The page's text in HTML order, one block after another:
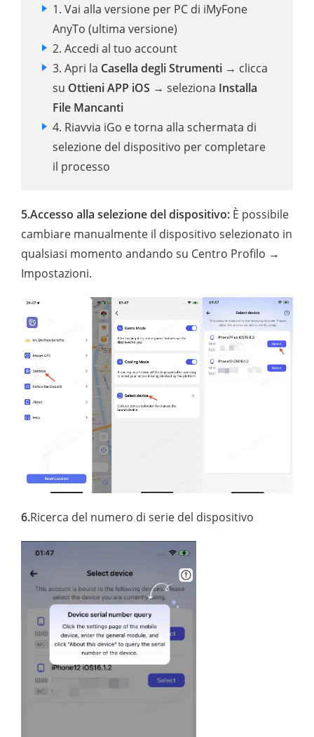
1. Vai alla versione per PC di iMyFone
AnyTo (ultima versione)
2. Accedi al tuo account
3. Apri la Casella degli Strumenti → clicca
su Ottieni APP iOS → seleziona Installa
File Mancanti
4. Riavvia iGo e torna alla schermata di
selezione del dispositivo per completare
il processo
5.Accesso alla selezione del dispositivo: È possibile
cambiare manualmente il dispositivo selezionato in
qualsiasi momento andando su Centro Profilo →
Impostazioni.
6.Ricerca del numero di serie del dispositivo